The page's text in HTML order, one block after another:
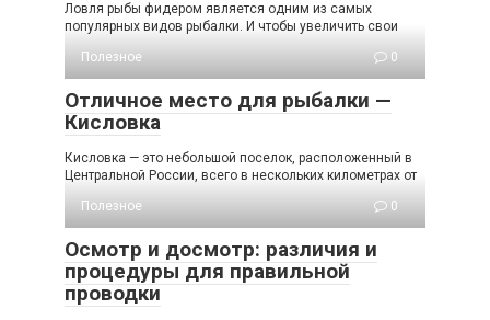
Ловля рыбы фидером является одним из самых
популярных видов рыбалки. И чтобы увеличить свои
Полезное
0
Отличное место для рыбалки —
Кисловка
Кисловка — это небольшой поселок, расположенный в
Центральной России, всего в нескольких километрах от
Полезное
0
Осмотр и досмотр: различия и
процедуры для правильной
проводки